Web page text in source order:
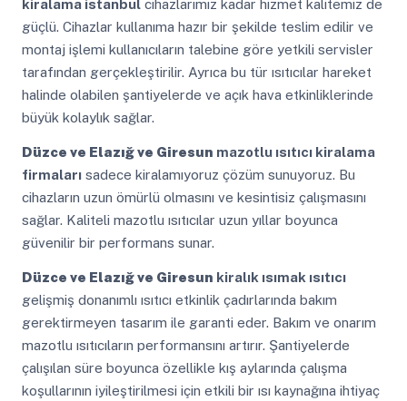
kiralama istanbulcihazlarımız kadar hizmet kalitemiz de
güçlü. Cihazlar kullanıma hazır bir şekilde teslim edilir ve
montaj işlemi kullanıcıların talebine göre yetkili servisler
tarafından gerçekleştirilir. Ayrıca bu tür ısıtıcılar hareket
halinde olabilen şantiyelerde ve açık hava etkinliklerinde
büyük kolaylık sağlar.
Düzce ve Elazığ ve Giresun mazotlu ısıtıcı kiralama
firmalarısadece kiralamıyoruz çözüm sunuyoruz. Bu
cihazların uzun ömürlü olmasını ve kesintisiz çalışmasını
sağlar. Kaliteli mazotlu ısıtıcılar uzun yıllar boyunca
güvenilir bir performans sunar.
Düzce ve Elazığ ve Giresun kiralık ısımak ısıtıcı
gelişmiş donanımlı ısıtıcı etkinlik çadırlarında bakım
gerektirmeyen tasarım ile garanti eder. Bakım ve onarım
mazotlu ısıtıcıların performansını artırır. Şantiyelerde
çalışılan süre boyunca özellikle kış aylarında çalışma
koşullarının iyileştirilmesi için etkili bir ısı kaynağına ihtiyaç